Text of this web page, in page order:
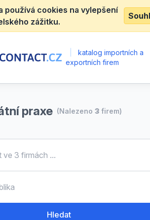
používá cookies na vylepšení
zážitku.
katalog importních a
exportních firem
praxe (Nalezeno 3 firem)
Hledat